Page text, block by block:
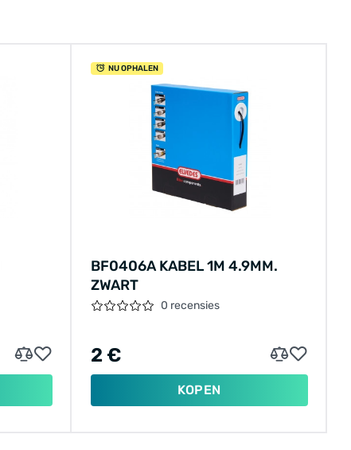
NU OPHALEN
BF0406A KABEL 1M 4.9MM.
ZWART
0 recensies
2 €
KOPEN